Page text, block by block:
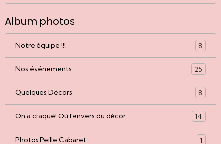
Album photos
Notre équipe !!! 8
Nos événements 25
Quelques Décors 8
On a craqué! Où l'envers du décor 14
Photos Peille Cabaret 1